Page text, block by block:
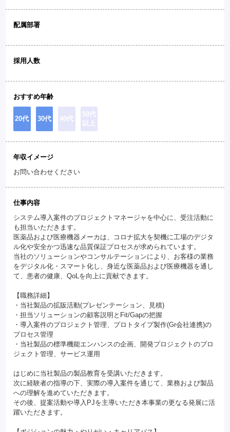
配属部署
採用人数
おすすめ年齢
20代 30代 40代
50代
以上
年収イメージ
お問い合わせください
仕事内容
システム導入案件のプロジェクトマネージャを中心に、受注活動に
も担当いただきます。
医薬品および医療機器メーカは、コロナ拡大を契機に工場のデジタ
ル化や安全かつ迅速な品質保証プロセスが求められています。
当社のソリューションやコンサルテーションにより、お客様の業務
をデジタル化・スマート化し、身近な医薬品および医療機器を通し
て、患者の健康、QoLを向上に貢献できます。
【職務詳細】
・当社製品の拡販活動(プレゼンテーション、見積)
・担当ソリューションの顧客説明とFit/Gapの把握
・導入案件のプロジェクト管理、プロトタイプ製作(Gr会社連携)の
プロセス管理
・当社製品の標準機能エンハンスの企画、開発プロジェクトのプロ
ジェクト管理、サービス運用
はじめに当社製品の製品教育を受講いただきます。
次に経験者の指導の下、実際の導入案件を通じて、業務および製品
への理解を進めていただきます。
その後、提案活動や導入PJを主導いただき本事業の更なる発展に活
躍いただきます。